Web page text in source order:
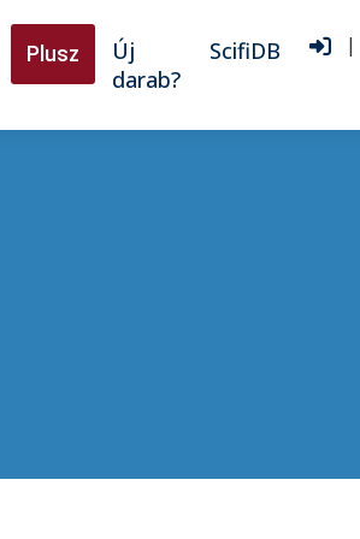
Plusz
Új
darab?
ScifiDB |